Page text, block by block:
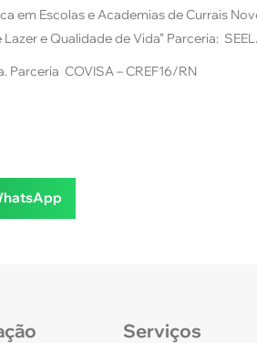
em Escolas e Academias de Currais
e Qualidade de Vida” Parceria:
Parceria COVISA – CREF16/RN
Serviços